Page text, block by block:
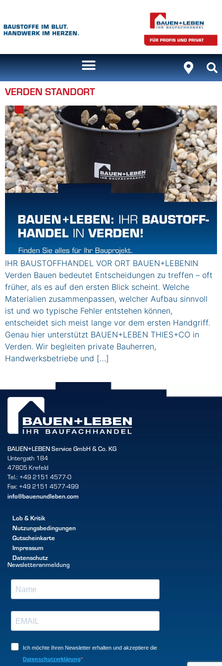
VERDEN STANDORT
IHR BAUSTOFFHANDEL VOR ORT BAUEN+LEBENIN
Verden Bauen bedeutet Entscheidungen zu treffen – oft
früher, als es auf den ersten Blick scheint. Welche
Materialien zusammenpassen, welcher Aufbau sinnvoll
ist und wo typische Fehler entstehen können,
entscheidet sich meist lange vor dem ersten Handgriff.
Genau hier unterstützt BAUEN+LEBEN THIES+CO in
Verden. Wir begleiten private Bauherren,
Handwerksbetriebe und […]
BAUEN+LEBEN Service GmbH & Co. KG
Untergath 184
47805 Krefeld
Tel.: +49 2151 4577-0
Fax: +49 2151 4577-499
info@bauenundleben.com
Lob & Kritik
Nutzungsbedingungen
Gutscheinkarte
Impressum
Datenschutz
Newsletteranmeldung
Ich möchte Ihren Newsletter erhalten und akzeptiere die
Datenschutzerklärung